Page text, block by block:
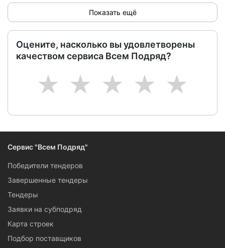
Показать ещё
Оцените, насколько вы удовлетворены
качеством сервиса Всем Подряд?
5
4
3
2
1
Сервис "Всем Подряд"
Победители тендеров
Завершенные тендеры
Тендеры
Заявки на субподряд
Карта строек
Подбор поставщиков